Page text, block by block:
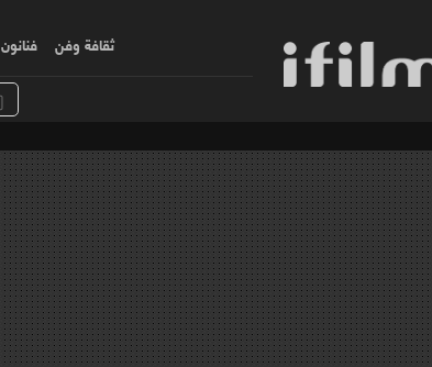
ثقافة وفن فنانون